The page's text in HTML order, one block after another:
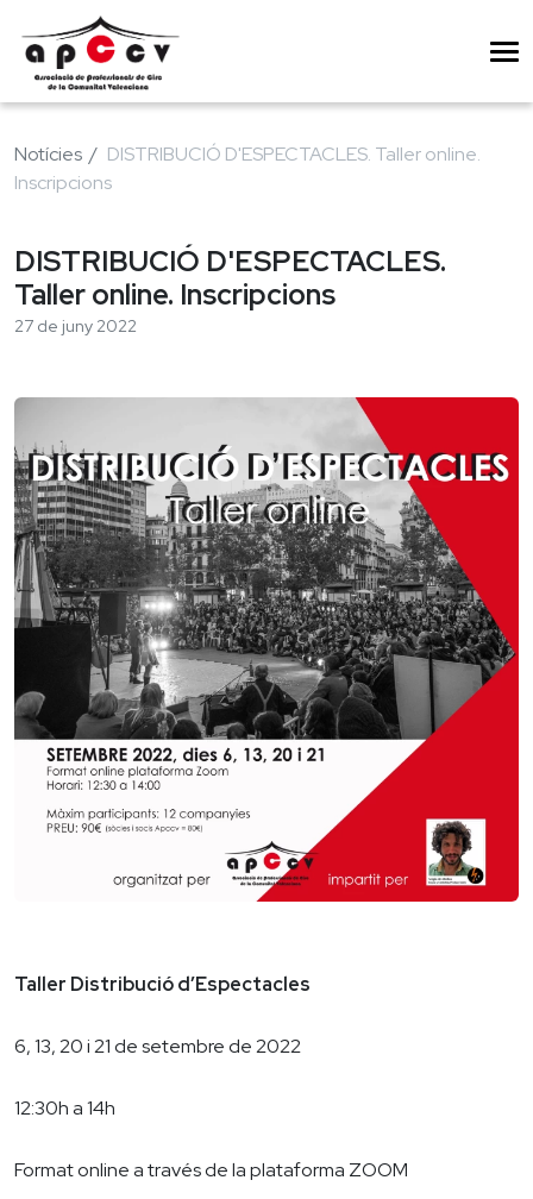
Notícies
DISTRIBUCIÓ D'ESPECTACLES. Taller online.
Inscripcions
DISTRIBUCIÓ D'ESPECTACLES.
Taller online. Inscripcions
27 de juny 2022
Taller Distribució d’Espectacles
6, 13, 20 i 21 de setembre de 2022
12:30h a 14h
Format online a través de la plataforma ZOOM